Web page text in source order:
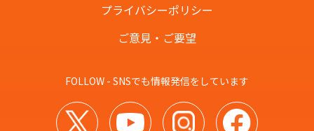
プライバシーポリシー
ご意見・ご要望
FOLLOW - SNSでも情報発信をしています